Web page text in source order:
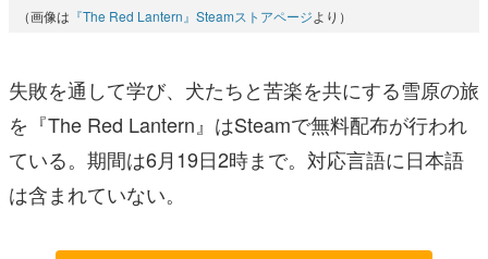
（画像は 『The Red Lantern』Steamストアページより）
失敗を通して学び、犬たちと苦楽を共にする雪原の旅
を『The Red Lantern』はSteamで無料配布が行われ
ている。期間は6月19日2時まで。対応言語に日本語
は含まれていない。